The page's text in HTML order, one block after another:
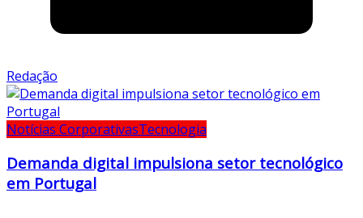
Redação
Notícias CorporativasTecnologia
Demanda digital impulsiona setor tecnológico
em Portugal